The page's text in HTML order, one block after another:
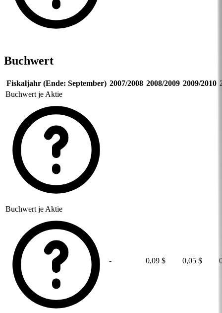
Buchwert
Fiskaljahr (Ende: September) 2007/2008 2008/2009 2009/2010
Buchwert je Aktie
Buchwert je Aktie
- 0,09 $ 0,05 $